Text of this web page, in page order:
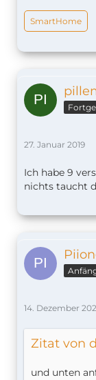
SmartHome
27. Januar 2019
Ich habe 9
nichts taucht
14. Dezember
Zitat von
und unten